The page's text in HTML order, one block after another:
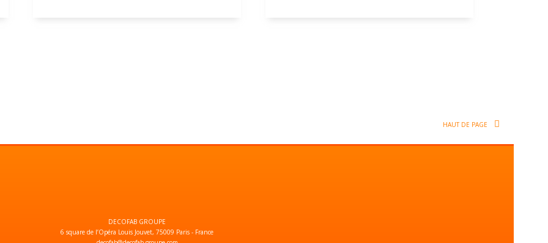
HAUT DE PAGE
DECOFAB GROUPE
6 square de l’Opéra Louis Jouvet, 75009 Paris - France